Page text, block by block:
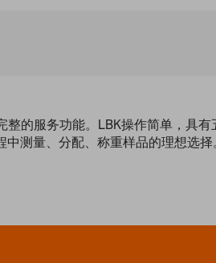
的服务功能。LBK操作简单，具
测量、分配、称重样品的理想选